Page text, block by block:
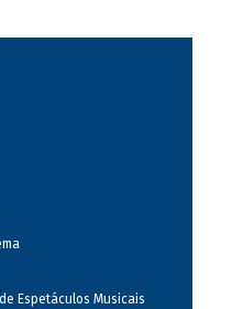
Espetáculos Musicais